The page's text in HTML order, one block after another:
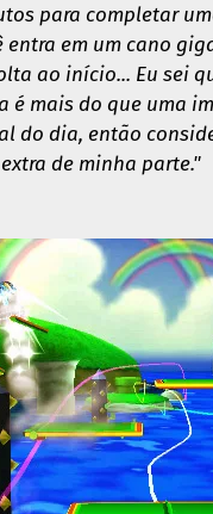
para completar
entra em um cano
ao início... Eu sei
é mais do que uma
do dia, então
de minha parte."